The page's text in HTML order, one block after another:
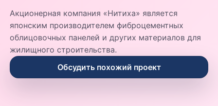
Акционерная компания «Нитиха» является
японским производителем фиброцементных
облицовочных панелей и других материалов для
жилищного строительства.
Обсудить похожий проект